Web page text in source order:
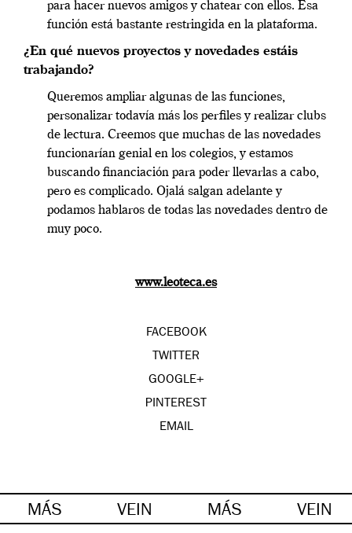
para hacer nuevos amigos y chatear con ellos. Esa
función está bastante restringida en la plataforma.
¿En qué nuevos proyectos y novedades estáis
trabajando?
Queremos ampliar algunas de las funciones,
personalizar todavía más los perfiles y realizar clubs
de lectura. Creemos que muchas de las novedades
funcionarían genial en los colegios, y estamos
buscando financiación para poder llevarlas a cabo,
pero es complicado. Ojalá salgan adelante y
podamos hablaros de todas las novedades dentro de
muy poco.
www.leoteca.es
FACEBOOK
TWITTER
GOOGLE+
PINTEREST
EMAIL
MÁS VEIN MÁS VEIN